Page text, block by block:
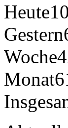
Heute
Gestern
Woche
Monat